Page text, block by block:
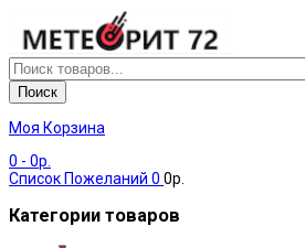
Поиск
Моя Корзина
0 - 0р.
Список Пожеланий 0 0р.
Категории товаров